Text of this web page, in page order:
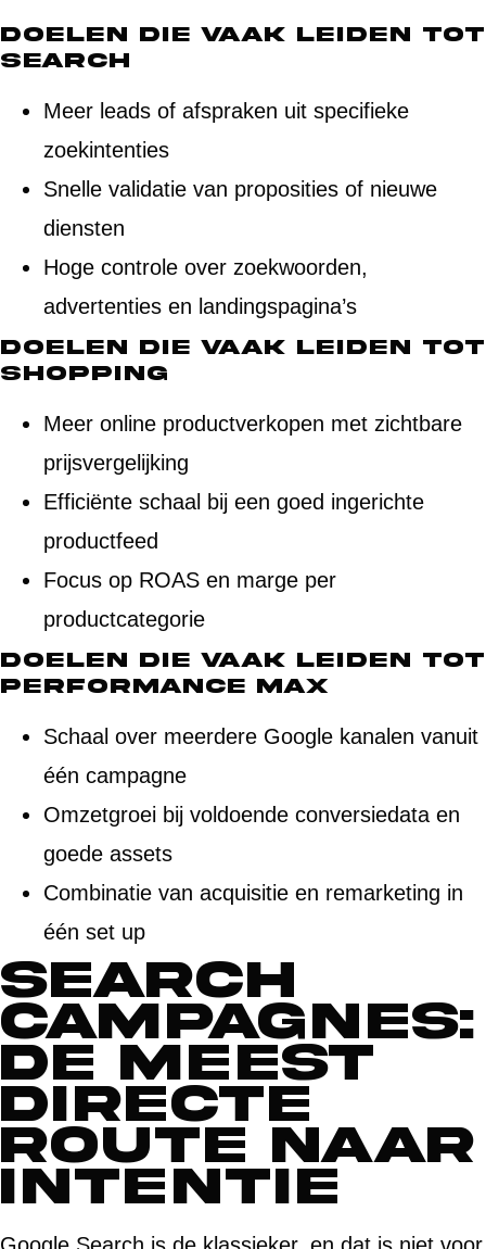
Doelen die vaak leiden tot
Search
Meer leads of afspraken uit specifieke
zoekintenties
Snelle validatie van proposities of nieuwe
diensten
Hoge controle over zoekwoorden,
advertenties en landingspagina’s
Doelen die vaak leiden tot
Shopping
Meer online productverkopen met zichtbare
prijsvergelijking
Efficiënte schaal bij een goed ingerichte
productfeed
Focus op ROAS en marge per
productcategorie
Doelen die vaak leiden tot
Performance Max
Schaal over meerdere Google kanalen vanuit
één campagne
Omzetgroei bij voldoende conversiedata en
goede assets
Combinatie van acquisitie en remarketing in
één set up
Search
campagnes:
de meest
directe
route naar
intentie
Google Search is de klassieker, en dat is niet voor